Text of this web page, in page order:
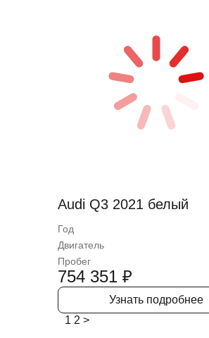
Audi Q3 2021 белый
Год
Двигатель
Пробег
754 351 ₽
Узнать подробнее
1 2 >